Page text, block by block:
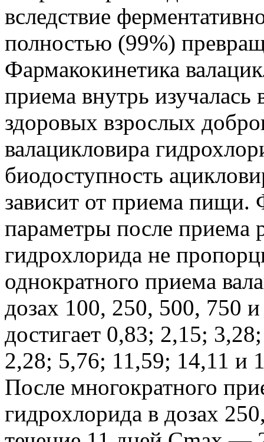
вследствие
полностью (99%)
Фармакокинетика
приема внутрь изучалась
здоровых взрослых
валацикловира
биодоступность
зависит от приема пищи.
параметры после приема
гидрохлорида не
однократного приема
дозах 100, 250, 500, 750
достигает 0,83; 2,15;
2,28; 5,76; 11,59; 14,11 и
После многократного
гидрохлорида в дозах